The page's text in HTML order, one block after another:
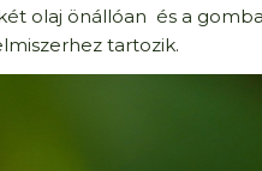
olaj önállóan és a
tartozik.